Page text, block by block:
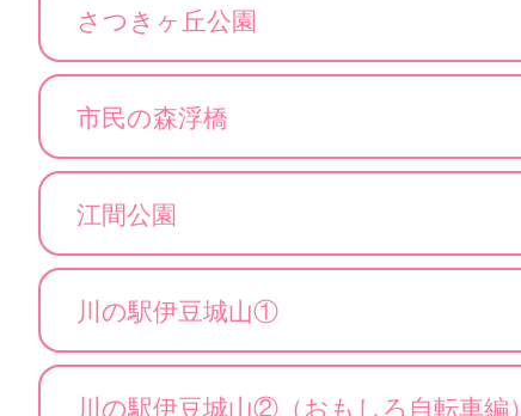
さつきヶ丘公園
市民の森浮橋
江間公園
川の駅伊豆城山①
川の駅伊豆城山②（おもしろ自転車編）